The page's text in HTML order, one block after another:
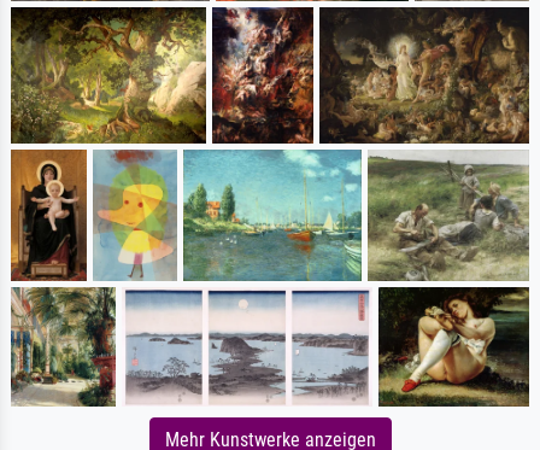
Mehr Kunstwerke anzeigen